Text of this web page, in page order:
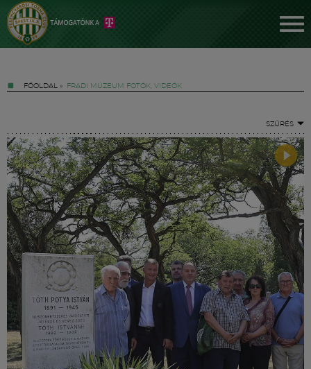
FŐOLDAL » FRADI MÚZEUM FOTÓK, VIDEÓK
SZŰRÉS
Jegyek
FM YouTube +
Hírek
Labdarúgás
Szakosztályok